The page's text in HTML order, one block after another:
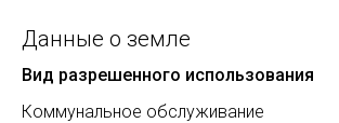
Данные о земле
Вид разрешенного использования
Коммунальное обслуживание